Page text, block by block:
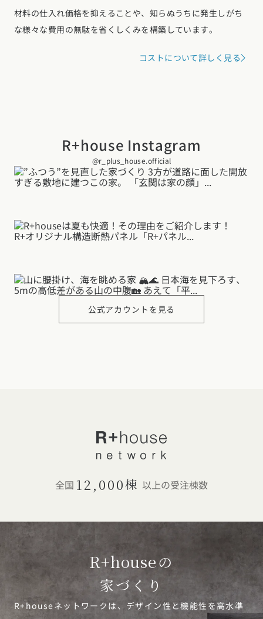
材料の仕入れ価格を抑えることや、知らぬうちに発生しがち
な様々な費用の無駄を省くしくみを構築しています。
コストについて詳しく見る
R+house Instagram
@r_plus_house.official
公式アカウントを見る
全国 12,000棟 以上の受注棟数
R+houseの
家づくり
R+houseネットワークは、デザイン性と機能性を高水準